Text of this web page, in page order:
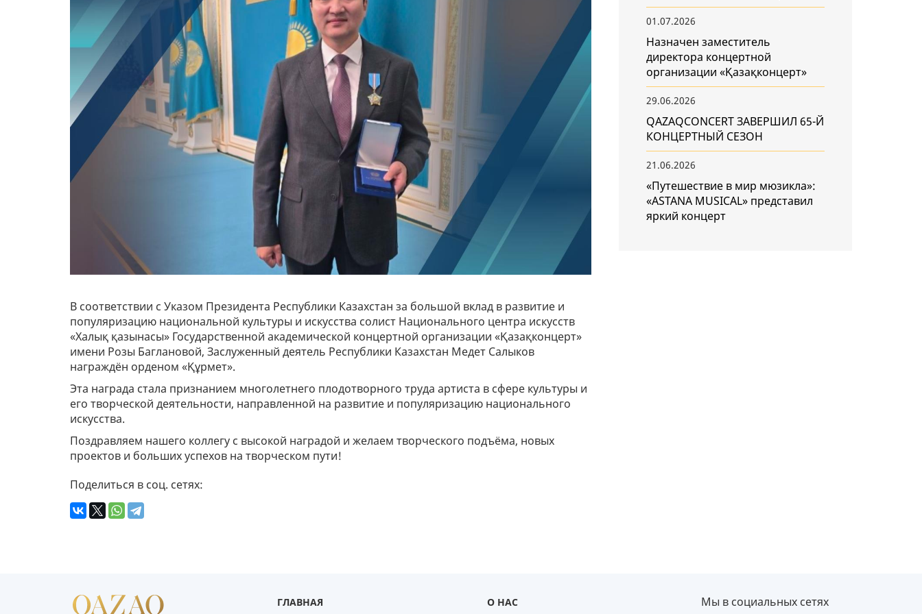
КОМПЛАЕНС СЛУЖБА
СМИ О НАС
ВАКАНСИИ
01.07.2026
Назначен заместитель
директора концертной
организации «Қазақконцерт»
29.06.2026
QAZAQCONCERT ЗАВЕРШИЛ 65-Й
КОНЦЕРТНЫЙ СЕЗОН
21.06.2026
«Путешествие в мир мюзикла»:
«ASTANA MUSICAL» представил
яркий концерт
В соответствии с Указом Президента Республики Казахстан за большой вклад в развитие и
популяризацию национальной культуры и искусства солист Национального центра искусств
«Халық қазынасы» Государственной академической концертной организации «Қазақконцерт»
имени Розы Баглановой, Заслуженный деятель Республики Казахстан Медет Салыков
награждён орденом «Құрмет».
Эта награда стала признанием многолетнего плодотворного труда артиста в сфере культуры и
его творческой деятельности, направленной на развитие и популяризацию национального
искусства.
Поздравляем нашего коллегу с высокой наградой и желаем творческого подъёма, новых
проектов и больших успехов на творческом пути!
Поделиться в соц. сетях:
ГЛАВНАЯ О НАС Мы в социальных сетях